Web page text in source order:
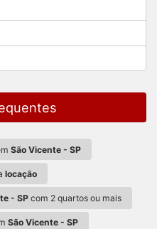
São Vicente - SP
locação
- SPcom 2 quartos ou mais
São Vicente - SP